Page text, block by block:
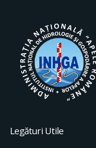
Legături Utile